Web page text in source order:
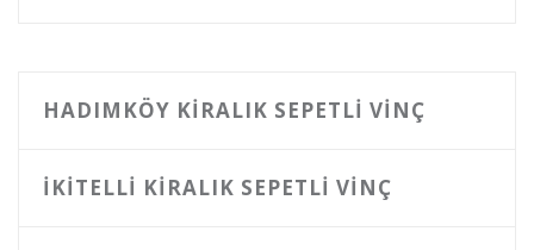
HADIMKÖY KIRALIK SEPETLI VINÇ
İKITELLI KIRALIK SEPETLI VINÇ